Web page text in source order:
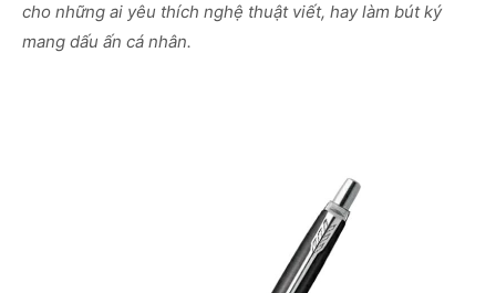
cho những ai yêu thích nghệ thuật viết, hay làm bút ký
mang dấu ấn cá nhân.